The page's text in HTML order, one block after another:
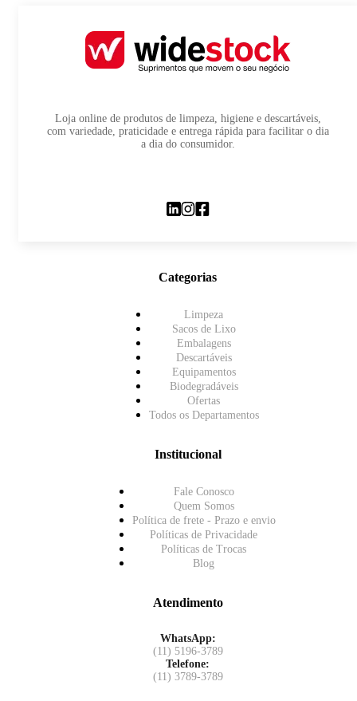
Loja online de produtos de limpeza, higiene e descartáveis,
com variedade, praticidade e entrega rápida para facilitar o dia
a dia do consumidor.
Categorias
Limpeza
Sacos de Lixo
Embalagens
Descartáveis
Equipamentos
Biodegradáveis
Ofertas
Todos os Departamentos
Institucional
Fale Conosco
Quem Somos
Política de frete - Prazo e envio
Políticas de Privacidade
Políticas de Trocas
Blog
Atendimento
WhatsApp:
(11) 5196-3789
Telefone:
(11) 3789-3789